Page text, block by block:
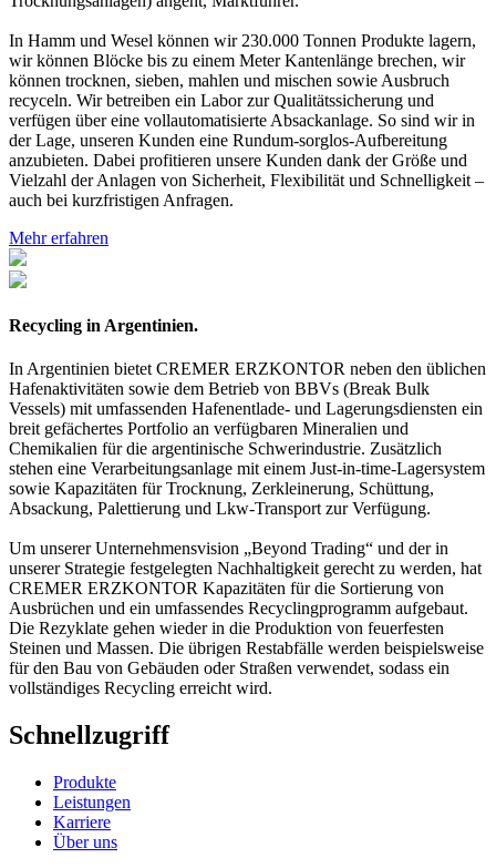
In Hamm und Wesel können wir 230.000 Tonnen Produkte lagern,
wir können Blöcke bis zu einem Meter Kantenlänge brechen, wir
können trocknen, sieben, mahlen und mischen sowie Ausbruch
recyceln. Wir betreiben ein Labor zur Qualitätssicherung und
verfügen über eine vollautomatisierte Absackanlage. So sind wir in
der Lage, unseren Kunden eine Rundum-sorglos-Aufbereitung
anzubieten. Dabei profitieren unsere Kunden dank der Größe und
Vielzahl der Anlagen von Sicherheit, Flexibilität und Schnelligkeit –
auch bei kurzfristigen Anfragen.
Mehr erfahren
Recycling in Argentinien.
In Argentinien bietet CREMER ERZKONTOR neben den üblichen
Hafenaktivitäten sowie dem Betrieb von BBVs (Break Bulk
Vessels) mit umfassenden Hafenentlade- und Lagerungsdiensten ein
breit gefächertes Portfolio an verfügbaren Mineralien und
Chemikalien für die argentinische Schwerindustrie. Zusätzlich
stehen eine Verarbeitungsanlage mit einem Just-in-time-Lagersystem
sowie Kapazitäten für Trocknung, Zerkleinerung, Schüttung,
Absackung, Palettierung und Lkw-Transport zur Verfügung.
Um unserer Unternehmensvision „Beyond Trading“ und der in
unserer Strategie festgelegten Nachhaltigkeit gerecht zu werden, hat
CREMER ERZKONTOR Kapazitäten für die Sortierung von
Ausbrüchen und ein umfassendes Recyclingprogramm aufgebaut.
Die Rezyklate gehen wieder in die Produktion von feuerfesten
Steinen und Massen. Die übrigen Restabfälle werden beispielsweise
für den Bau von Gebäuden oder Straßen verwendet, sodass ein
vollständiges Recycling erreicht wird.
Schnellzugriff
Produkte
Leistungen
Karriere
Über uns